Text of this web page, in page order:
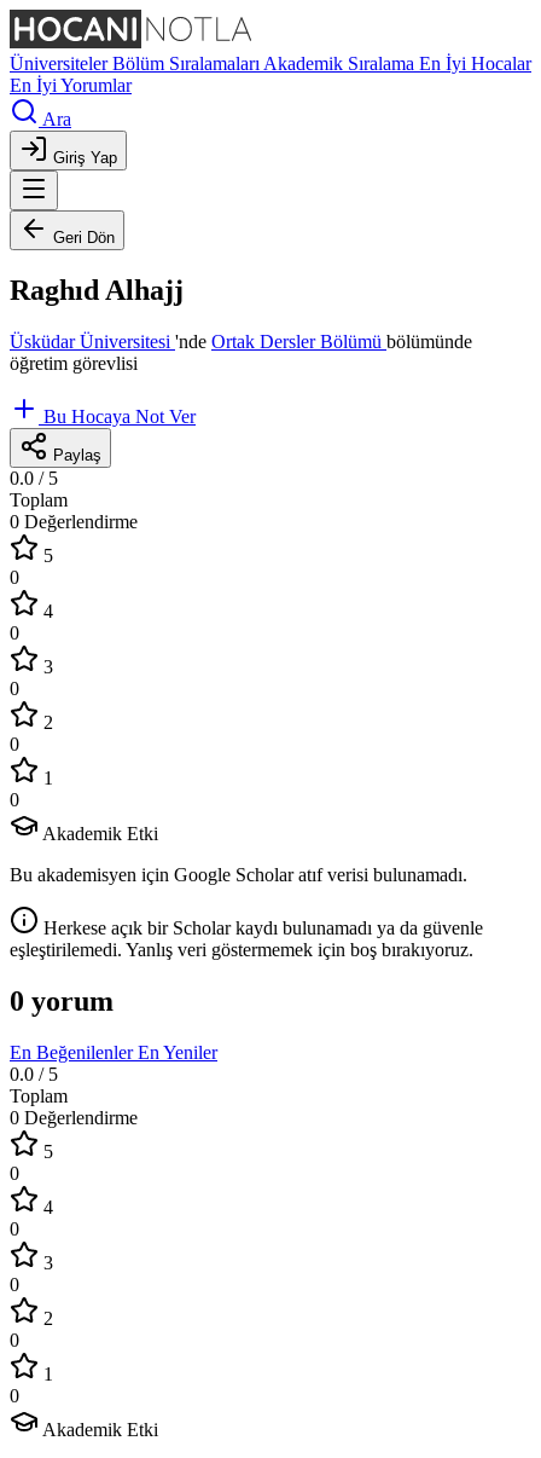
ÜniversitelerBölüm Sıralamaları Akademik Sıralama En İyi Hocalar
En İyi Yorumlar
Ara
Giriş Yap
Geri Dön
Raghıd Alhajj
Üsküdar Üniversitesi 'nde Ortak Dersler Bölümü bölümünde
öğretim görevlisi
Bu Hocaya Not Ver
Paylaş
0.0 / 5
Toplam
0 Değerlendirme
5
0
4
0
3
0
2
0
1
0
Akademik Etki
Bu akademisyen için Google Scholar atıf verisi bulunamadı.
Herkese açık bir Scholar kaydı bulunamadı ya da güvenle
eşleştirilemedi. Yanlış veri göstermemek için boş bırakıyoruz.
0 yorum
En BeğenilenlerEn Yeniler
0.0 / 5
Toplam
0 Değerlendirme
5
0
4
0
3
0
2
0
1
0
Akademik Etki